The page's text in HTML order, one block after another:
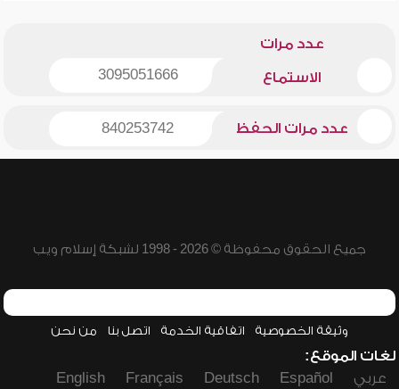
عدد مرات
الاستماع 3095051666
عدد مرات الحفظ 840253742
جميع الحقوق محفوظة © 2026 - 1998 لشبكة إسلام ويب
وثيقة الخصوصية اتفاقية الخدمة اتصل بنا من نحن
لغات الموقع:
عربي
Español
Deutsch
Français
English